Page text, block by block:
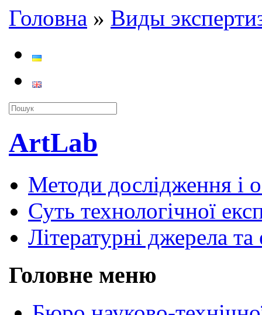
Головна » Виды
ArtLab
Методи дослідження і
Суть технологічної
Літературні джерела та
Головне меню